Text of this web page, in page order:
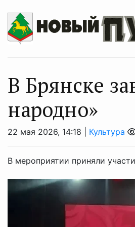
В Брянске
народно»
22 мая 2026, 14:18 | Культура
В мероприятии приняли